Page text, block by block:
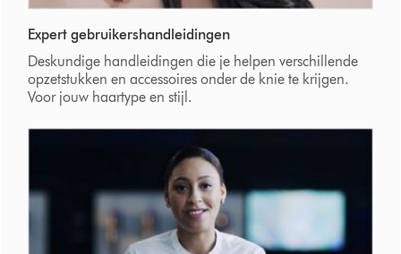
Expert gebruikershandleidingen
Deskundige handleidingen die je helpen verschillende
opzetstukken en accessoires onder de knie te krijgen.
Voor jouw haartype en stijl.